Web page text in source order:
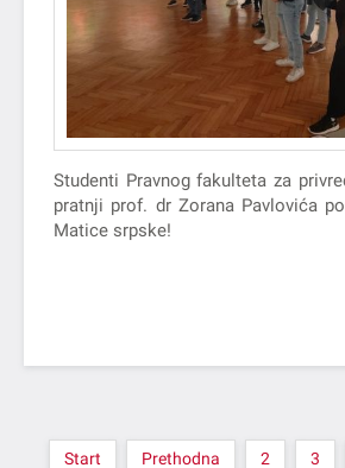
Studenti Pravnog fakulteta za
pratnji prof. dr Zorana Pavlovića
Matice srpske!
Start Prethodna 2 3